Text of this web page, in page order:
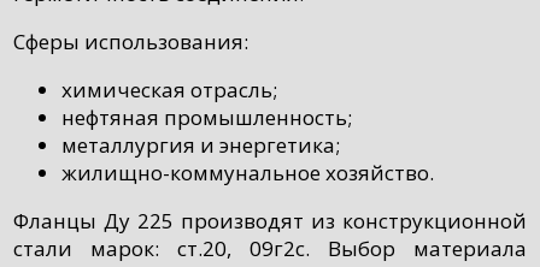
Сферы использования:
химическая отрасль;
нефтяная промышленность;
металлургия и энергетика;
жилищно-коммунальное хозяйство.
Фланцы Ду 225 производят из конструкционной
стали марок: ст.20, 09г2с. Выбор материала